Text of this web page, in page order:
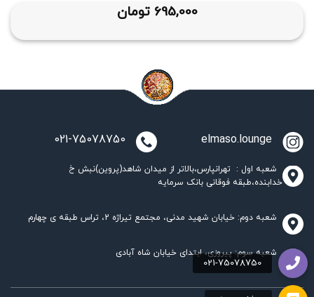
695,000 تومان
elmaso.lounge
شعبه اول : تهرانپارس،بالاتر از میدان شاهد(پروین)نبش خ
خدابنده،طبقه فوقانی بانک سرمایه
شعبه دوم: خیابان شهید مدنی، مجتمع تیراژه 2، تراس طبقه ی چهارم
شعبه سوم: پیروزی، ابتدای خیابان شاه آبادی